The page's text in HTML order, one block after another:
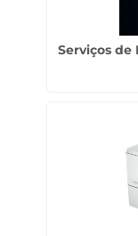
Serviços